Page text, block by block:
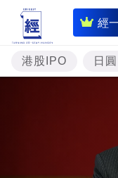
經
即
時
財
經
資
港股IPO 日圓